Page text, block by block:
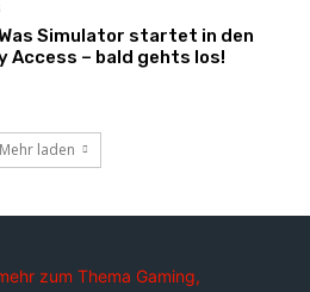
Simulator startet in den
Access – bald gehts los!
Mehr laden